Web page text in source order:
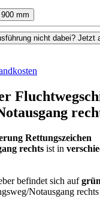
mm
Rettungszeichen
rechts ist in
befindet sich auf
Notausgang